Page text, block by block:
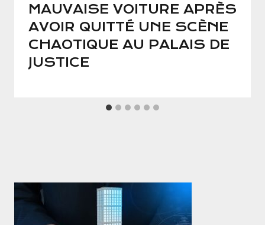
MAUVAISE VOITURE APRÈS
AVOIR QUITTÉ UNE SCÈNE
CHAOTIQUE AU PALAIS DE
JUSTICE